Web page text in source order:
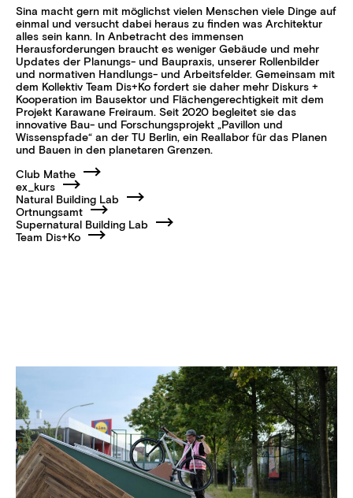
Sina macht gern mit möglichst vielen Menschen viele Dinge auf
einmal und versucht dabei heraus zu finden was Architektur
alles sein kann. In Anbetracht des immensen
Herausforderungen braucht es weniger Gebäude und mehr
Updates der Planungs- und Baupraxis, unserer Rollenbilder
und normativen Handlungs- und Arbeitsfelder. Gemeinsam mit
dem Kollektiv Team Dis+Ko fordert sie daher mehr Diskurs +
Kooperation im Bausektor und Flächengerechtigkeit mit dem
Projekt Karawane Freiraum. Seit 2020 begleitet sie das
innovative Bau- und Forschungsprojekt „Pavillon und
Wissenspfade“ an der TU Berlin, ein Reallabor für das Planen
und Bauen in den planetaren Grenzen.
Club Mathe
ex_kurs
Natural Building Lab
Ortnungsamt
Supernatural Building Lab
Team Dis+Ko